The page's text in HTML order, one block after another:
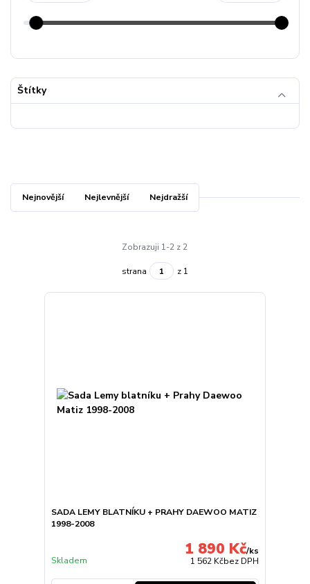
Štítky
Nejnovější Nejlevnější Nejdražší
Zobrazuji 1-2 z 2
strana z 1
SADA LEMY BLATNÍKU + PRAHY DAEWOO MATIZ
1998-2008
1 890 Kč/ks
1 562 Kčbez DPH
Skladem